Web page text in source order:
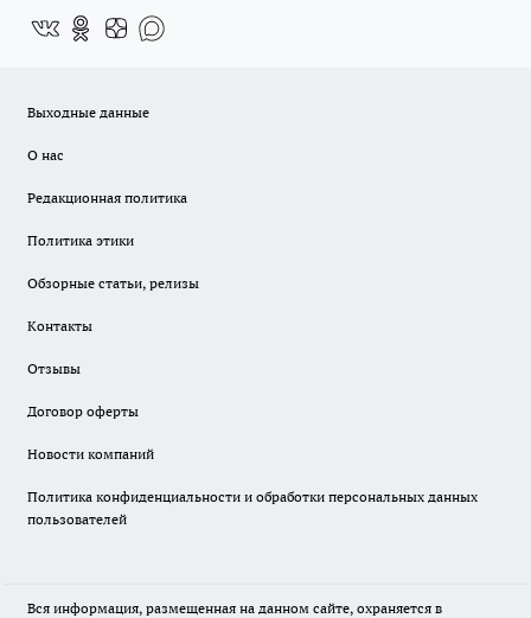
Выходные данные
О нас
Редакционная политика
Политика этики
Обзорные статьи, релизы
Контакты
Отзывы
Договор оферты
Новости компаний
Политика конфиденциальности и обработки персональных данных
пользователей
Вся информация, размещенная на данном сайте, охраняется в